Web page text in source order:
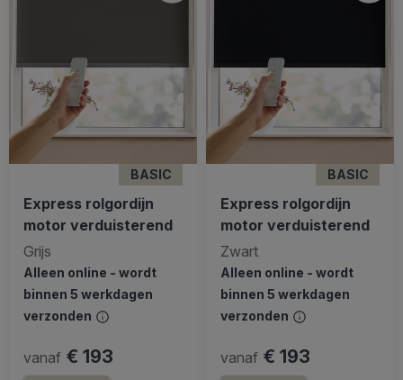
BASIC
Express rolgordijn
motor verduisterend
Grijs
Alleen online - wordt
binnen 5 werkdagen
verzonden
vanaf € 193
BASIC
Express rolgordijn
motor verduisterend
Zwart
Alleen online - wordt
binnen 5 werkdagen
verzonden
vanaf € 193